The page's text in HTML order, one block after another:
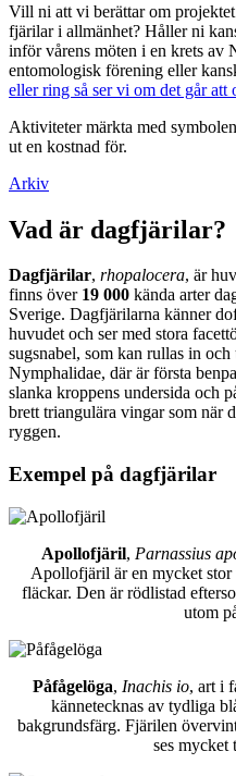
Vill ni att vi berättar om
fjärilar i allmänhet? Håller ni
inför vårens möten i en krets av
entomologisk förening eller
eller ring så ser vi om det går att
Aktiviteter märkta med symbolen
ut en kostnad för.
Arkiv
Vad är dagfjärilar?
Dagfjärilar, rhopalocera, är
finns över 19 000 kända arter
Sverige. Dagfjärilarna känner
huvudet och ser med stora
sugsnabel, som kan rullas in
Nymphalidae, där är första
slanka kroppens undersida och
brett triangulära vingar som när
ryggen.
Exempel på dagfjärilar
Apollofjäril, Parnassius
Apollofjäril är en mycket
fläckar. Den är rödlistad
utom
Påfågelöga, Inachis io, art i
kännetecknas av tydliga
bakgrundsfärg. Fjärilen
ses mycket